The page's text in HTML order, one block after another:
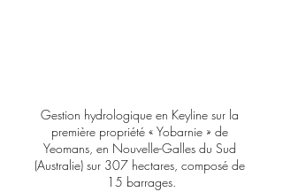
Gestion hydrologique en Keyline sur la
première propriété « Yobarnie » de
Yeomans, en Nouvelle-Galles du Sud
(Australie) sur 307 hectares, composé de
15 barrages.